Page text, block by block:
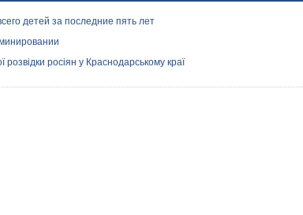
детей за последние пять лет
росіян у Краснодарському краї